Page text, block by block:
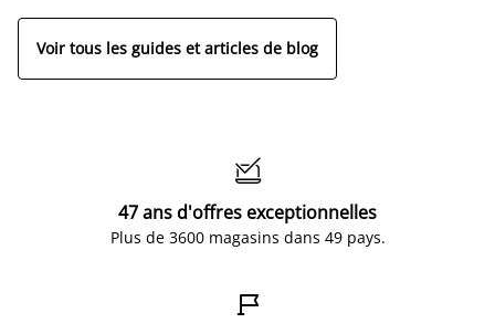
Voir tous les guides et articles de blog

47 ans d'offres exceptionnelles
Plus de 3600 magasins dans 49 pays.
